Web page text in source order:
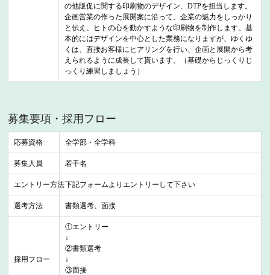
の他販促に関する印刷物のデザイン、DTPを担当します。
企画営業の作った展開案に沿って、企業の魅力をしっかり
と伝え、ヒトの心を動かすような印刷物を制作します。基
本的にはデザインを中心とした業務になりますが、ゆくゆ
くは、直接お客様にヒアリングを行い、企画と展開から考
えられるように成長して貰います。（基礎からじっくりじ
っくり練習しましょう）
募集要項・採用フロー
応募資格 全学部・全学科
募集人員 若干名
エントリー方法下記フォームよりエントリーして下さい
選考方法 書類選考、面接
採用フロー
①エントリー
↓
②書類選考
↓
③面接